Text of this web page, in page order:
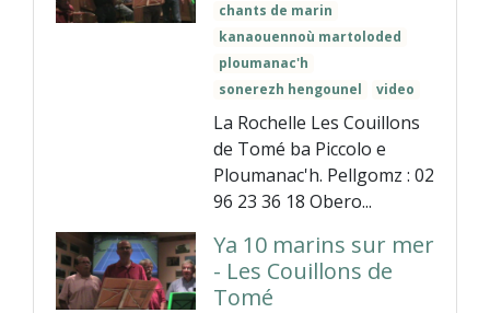
chants de marin
kanaouennoù martoloded
ploumanac'h
sonerezh hengounel
video
La Rochelle Les Couillons
de Tomé ba Piccolo e
Ploumanac'h. Pellgomz : 02
96 23 36 18 Obero...
Ya 10 marins sur mer
- Les Couillons de
Tomé